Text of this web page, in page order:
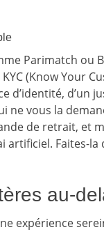
Parimatch
(Know Your
d’identité, d’un
vous la
de retrait, et
Faites-
au-
expérience